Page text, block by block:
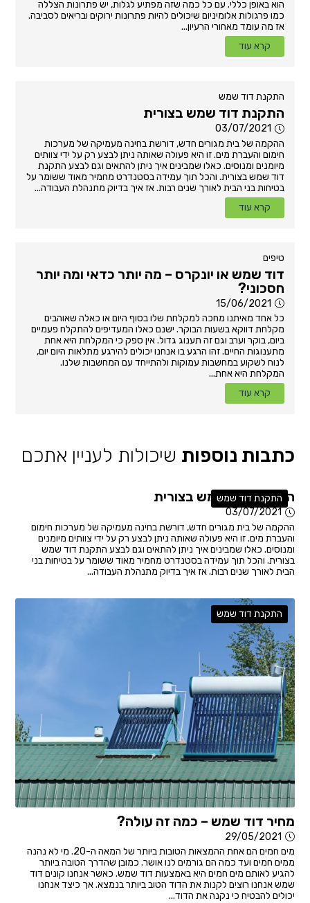
הוא באופן כללי. עם כל כמה שזה מפתיע לגלות, יש פתרונות הצללה
כמו פרגולות אלומיניום שיכולים להיות פתרונות ירוקים ובריאים לסביבה.
אז מה עומד מאחורי הרעיון...
קרא עוד
התקנת דוד שמש
התקנת דוד שמש בצורית
03/07/2021
ההקמה של בית מגורים חדש, דורשת בחינה מעמיקה של מערכות
חימום והעברת מים. זו היא פעולה שאותה ניתן לבצע רק על ידי צוותים
מיומנים ומנוסים. כאלו שמבינים איך ניתן להתאים וגם לבצע התקנת
דוד שמש בצורית. והכל תוך עמידה בסטנדרט מחמיר מאוד ששומר על
בטיחות בני הבית לאורך שנים רבות. אז איך בדיוק מתנהלת העבודה...
קרא עוד
טיפים
דוד שמש או יונקרס – מה יותר כדאי ומה יותר
חסכוני?
15/06/2021
כל אחד מאיתנו מחכה למקלחת שלו בסוף היום או כאלה שאוהבים
מקלחת דווקא בשעות הבוקר. ישנם כאלו המעדיפים להתקלח פעמיים
ביום, בוקר וערב וגם זה תענוג גדול. אין ספק כי המקלחת היא אחת
מתענוגות החיים. זהו הרגע בו אנחנו יכולים להירגע מתלאות היום יום,
לנוח לשקוע במחשבות עמוקות ולהתייחד עם המחשבות שלנו.
המקלחת היא אחת...
קרא עוד
כתבות נוספות שיכולות לעניין אתכם
התקנת דוד שמש
התקנת דוד שמש בצורית
03/07/2021
ההקמה של בית מגורים חדש, דורשת בחינה מעמיקה של מערכות חימום
והעברת מים. זו היא פעולה שאותה ניתן לבצע רק על ידי צוותים מיומנים
ומנוסים. כאלו שמבינים איך ניתן להתאים וגם לבצע התקנת דוד שמש
בצורית. והכל תוך עמידה בסטנדרט מחמיר מאוד ששומר על בטיחות בני
הבית לאורך שנים רבות. אז איך בדיוק מתנהלת העבודה...
התקנת דוד שמש
מחיר דוד שמש – כמה זה עולה?
29/05/2021
מים חמים הם אחת ההמצאות הטובות ביותר של המאה ה-20. מי לא נהנה
ממים חמים ועד כמה הם גורמים לנו אושר. כמובן שהדרך הטובה ביותר
להגיע לאותם מים חמים היא באמצעות דוד שמש. כאשר אנחנו קונים דוד
שמש אנחנו רוצים לקנות את הדוד הטוב ביותר בנמצא. אך כיצד אנחנו
יכולים להבטיח כי נקנה את הדוד...